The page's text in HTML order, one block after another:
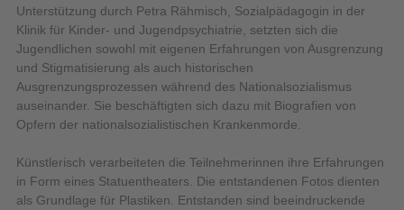
Unterstützung durch Petra Rähmisch, Sozialpädagogin in der
Klinik für Kinder- und Jugendpsychiatrie, setzten sich die
Jugendlichen sowohl mit eigenen Erfahrungen von Ausgrenzung
und Stigmatisierung als auch historischen
Ausgrenzungsprozessen während des Nationalsozialismus
auseinander. Sie beschäftigten sich dazu mit Biografien von
Opfern der nationalsozialistischen Krankenmorde.
Künstlerisch verarbeiteten die Teilnehmerinnen ihre Erfahrungen
in Form eines Statuentheaters. Die entstandenen Fotos dienten
als Grundlage für Plastiken. Entstanden sind beeindruckende